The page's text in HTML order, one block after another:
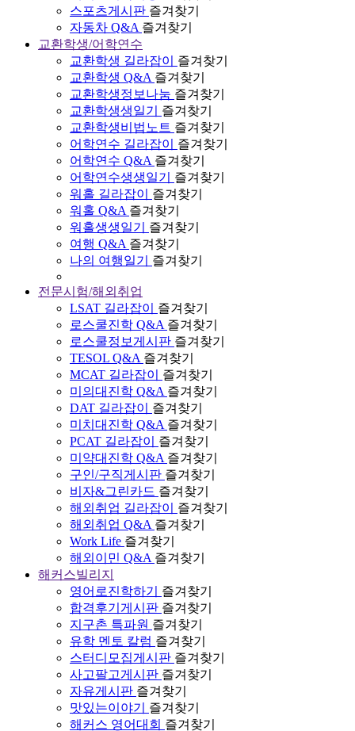
스포츠게시판 즐겨찾기
자동차 Q&A 즐겨찾기
교환학생/어학연수
교환학생 길라잡이
즐겨찾기
교환학생 Q&A 즐겨찾기
교환학생정보나눔 즐겨찾기
교환학생생일기
즐겨찾기
교환학생비법노트 즐겨찾기
어학연수 길라잡이
즐겨찾기
어학연수 Q&A 즐겨찾기
어학연수생생일기
즐겨찾기
워홀 길라잡이
즐겨찾기
워홀 Q&A 즐겨찾기
워홀생생일기
즐겨찾기
여행 Q&A 즐겨찾기
나의 여행일기
즐겨찾기
전문시험/해외취업
LSAT 길라잡이
즐겨찾기
로스쿨진학 Q&A 즐겨찾기
로스쿨정보게시판 즐겨찾기
TESOL Q&A 즐겨찾기
MCAT 길라잡이
즐겨찾기
미의대진학 Q&A 즐겨찾기
DAT 길라잡이
즐겨찾기
미치대진학 Q&A 즐겨찾기
PCAT 길라잡이
즐겨찾기
미약대진학 Q&A 즐겨찾기
구인/구직게시판 즐겨찾기
비자&그린카드 즐겨찾기
해외취업 길라잡이
즐겨찾기
해외취업 Q&A 즐겨찾기
Work Life 즐겨찾기
해외이민 Q&A 즐겨찾기
해커스빌리지
영어로진학하기
즐겨찾기
합격후기게시판 즐겨찾기
지구촌 특파원 즐겨찾기
유학 멘토 칼럼 즐겨찾기
스터디모집게시판 즐겨찾기
사고팔고게시판 즐겨찾기
자유게시판 즐겨찾기
맛있는이야기
즐겨찾기
해커스 영어대회 즐겨찾기